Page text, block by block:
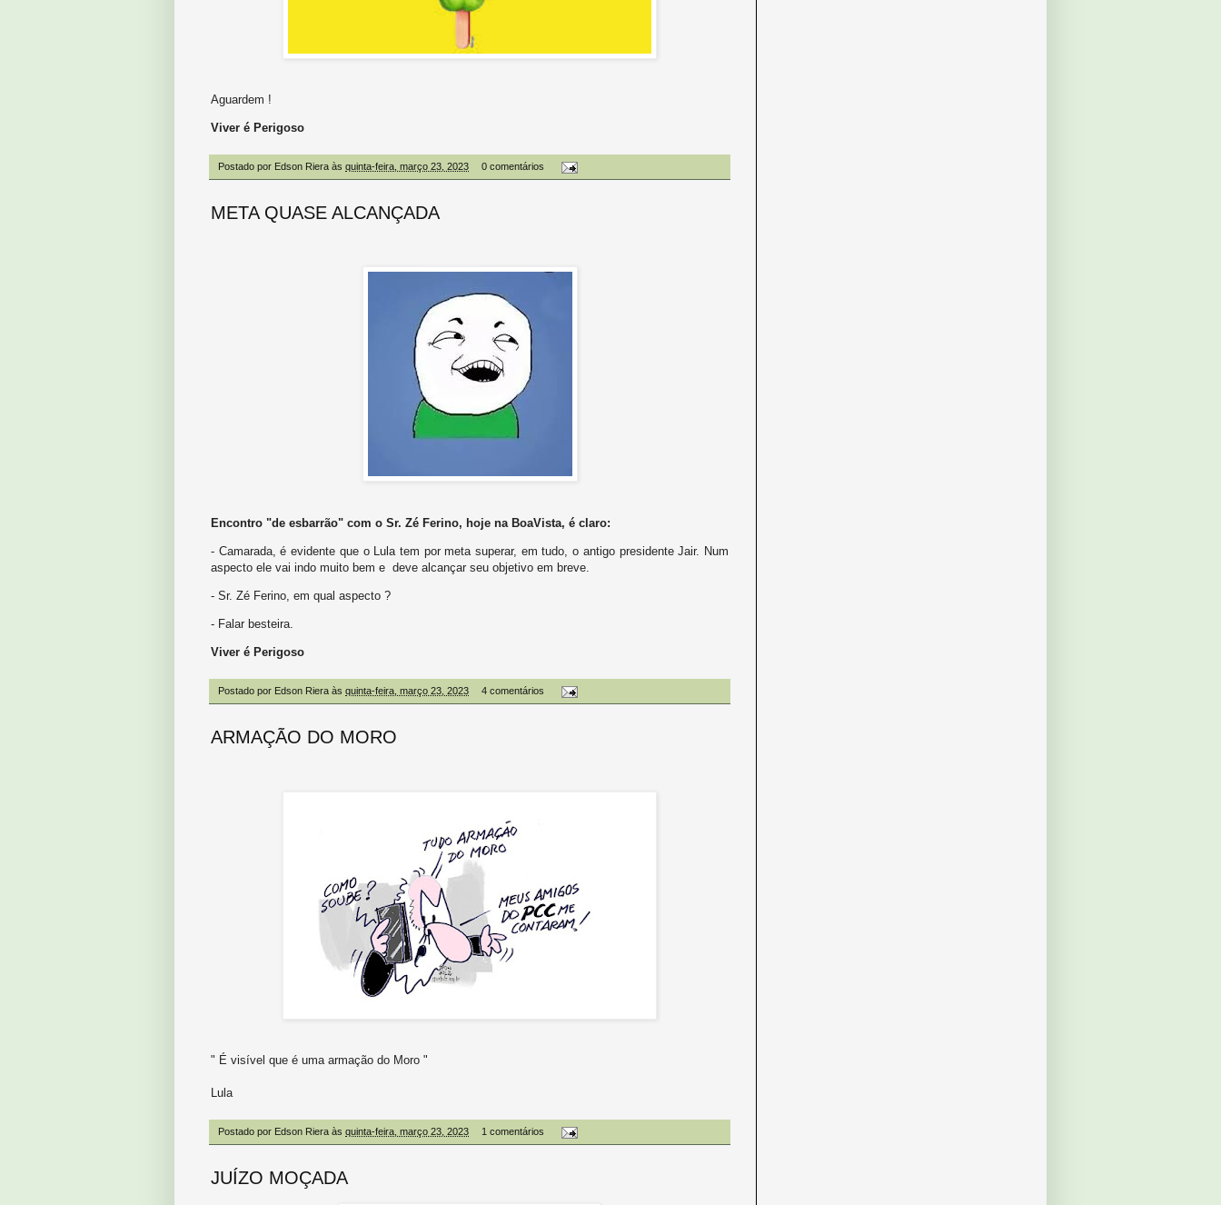
Aguardem !
Viver é Perigoso
Postado por Edson Riera às quinta-feira, março 23, 2023 0 comentários
META QUASE ALCANÇADA
Encontro "de esbarrão" com o Sr. Zé Ferino, hoje na BoaVista, é claro:
- Camarada, é evidente que o Lula tem por meta superar, em tudo, o antigo presidente Jair. Num
aspecto ele vai indo muito bem e deve alcançar seu objetivo em breve.
- Sr. Zé Ferino, em qual aspecto ?
- Falar besteira.
Viver é Perigoso
Postado por Edson Riera às quinta-feira, março 23, 2023 4 comentários
ARMAÇÃO DO MORO
" É visível que é uma armação do Moro "
Lula
Postado por Edson Riera às quinta-feira, março 23, 2023 1 comentários
JUÍZO MOÇADA